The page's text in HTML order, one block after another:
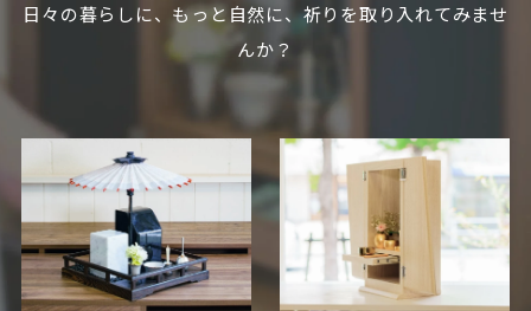
日々の暮らしに、もっと自然に、祈りを取り入れてみませ
んか？